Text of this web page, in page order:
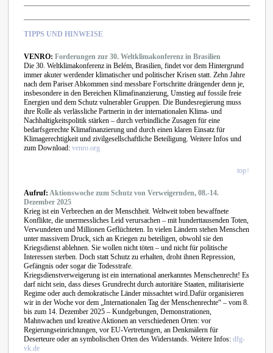
TIPPS UND HINWEISE
VENRO: Forderungen zur 30. Weltklimakonferenz in Brasilien
Die 30. Weltklimakonferenz in Belém, Brasilien, findet vor dem Hintergrund
immer akuter werdender klimatischer und politischer Krisen statt. Zehn Jahre
nach dem Pariser Abkommen sind messbare Fortschritte drängender denn je,
insbesondere in den Bereichen Klimafinanzierung, Umstieg auf fossile freie
Energien und dem Schutz vulnerabler Gruppen. Die Bundesregierung muss
ihre Rolle als verlässliche Partnerin in der internationalen Klima- und
Nachhaltigkeitspolitik stärken – durch verbindliche Zusagen für eine
bedarfsgerechte Klimafinanzierung und durch einen klaren Einsatz für
Klimagerechtigkeit und zivilgesellschaftliche Beteiligung. Weitere Infos und
zum Download: venro.org
top↑
Aufruf: Aktionswoche zum Schutz von Verweigernden, 08.-14.
Dezember 2025
Krieg ist ein Verbrechen an der Menschheit. Weltweit toben bewaffnete
Konflikte, die unermessliches Leid verursachen – mit hunderttausenden Toten,
Verwundeten und Millionen Geflüchteten. In vielen Ländern stehen Menschen
unter massivem Druck, sich an Kriegen zu beteiligen, obwohl sie den
Kriegsdienst ablehnen. Sie wollen nicht töten – und nicht für politische
Interessen sterben. Doch statt Schutz zu erhalten, droht ihnen Repression,
Gefängnis oder sogar die Todesstrafe.
Kriegsdienstverweigerung ist ein international anerkanntes Menschenrecht! Es
darf nicht sein, dass dieses Grundrecht durch autoritäre Staaten, militarisierte
Regime oder auch demokratische Länder missachtet wird.Dafür organisieren
wir in der Woche vor dem „Internationalen Tag der Menschenrechte“ – vom 8.
bis zum 14. Dezember 2025 – Kundgebungen, Demonstrationen,
Mahnwachen und kreative Aktionen an verschiedenen Orten: vor
Regierungseinrichtungen, vor EU-Vertretungen, an Denkmälern für
Deserteure oder an symbolischen Orten des Widerstands. Weitere Infos: dfg-
vk.de